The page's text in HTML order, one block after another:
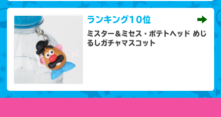
ランキング10位
ミスター＆ミセス・ポテトヘッド めじ
るしガチャマスコット